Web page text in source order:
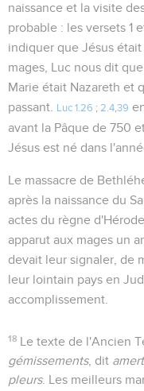
naissance et la visite
probable : les versets 1
indiquer que Jésus
mages, Luc nous dit
Marie était Nazareth et
passant.
Luc 1.26 ; 2.4 39
avant la Pâque de 750
Jésus est né dans
Le massacre de
après la naissance du
actes du règne
apparut aux mages un
devait leur signaler, de
leur lointain pays en
accomplissement.
18 Le texte de l'Ancien
gémissements, dit
pleurs. Les meilleurs